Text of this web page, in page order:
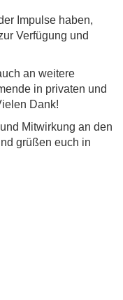
Impulse haben,
Verfügung und
an weitere
in privaten und
Dank!
Mitwirkung an den
grüßen euch in